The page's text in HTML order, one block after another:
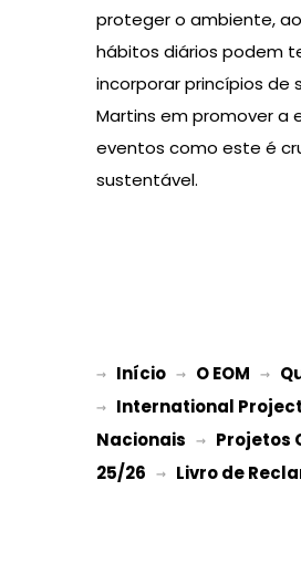
proteger o ambiente,
hábitos diários podem
incorporar princípios de
Martins em promover a
eventos como este é
sustentável.
→ Início → O EOM →
→ International
Nacionais → Projetos
25/26 → Livro de